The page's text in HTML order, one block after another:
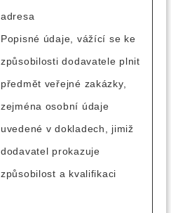
adresa
Popisné údaje, vážící se ke
způsobilosti dodavatele plnit
předmět veřejné zakázky,
zejména osobní údaje
uvedené v dokladech, jimiž
dodavatel prokazuje
způsobilost a kvalifikaci